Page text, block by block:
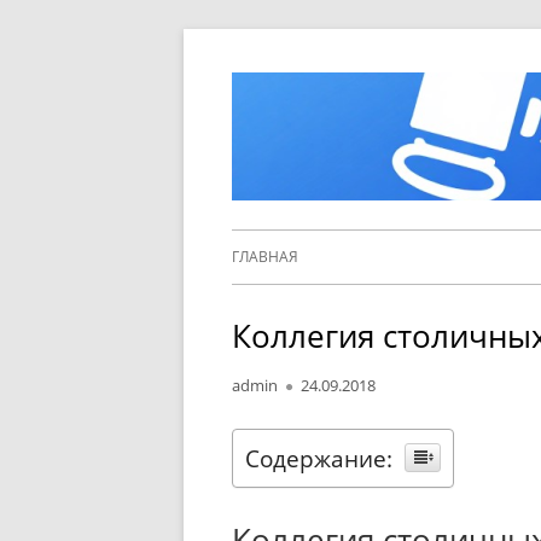
Основное
ГЛАВНАЯ
Коллегия
Автор
admin Опубликовано
24.09.2018
Содержание: